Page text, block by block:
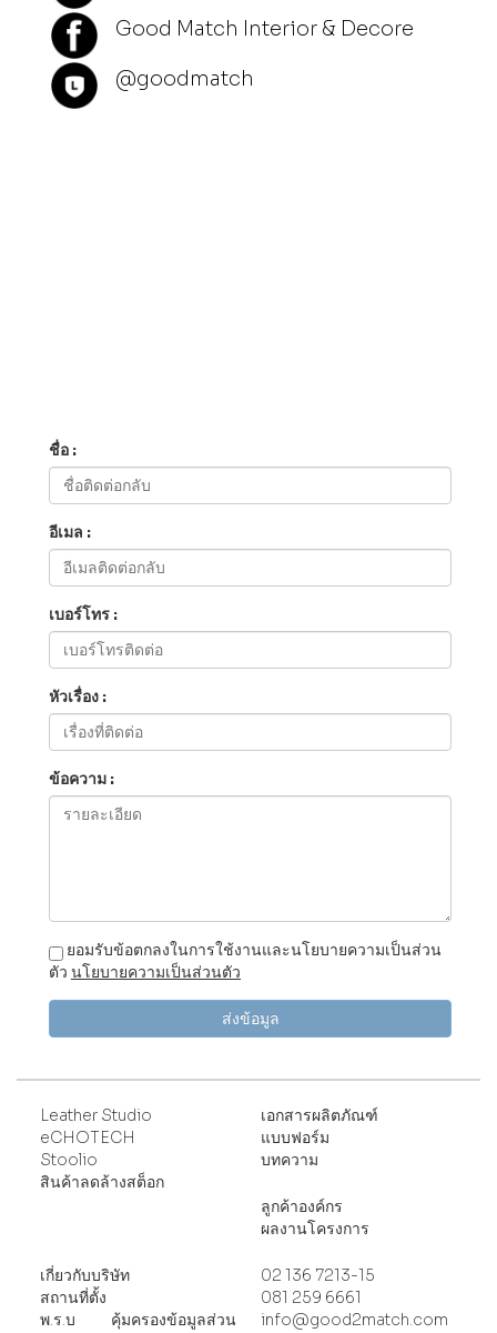
Good Match Interior & Decore
@goodmatch
ชื่อ :
อีเมล :
เบอร์โทร :
หัวเรื่อง :
ข้อความ :
ยอมรับข้อตกลงในการใช้งานและนโยบายความเป็นส่วน
ตัว นโยบายความเป็นส่วนตัว
ส่งข้อมูล
Leather Studio
eCHOTECH
Stoolio
สินค้าลดล้างสต็อก
เอกสารผลิตภัณฑ์
แบบฟอร์ม
บทความ
ลูกค้าองค์กร
ผลงานโครงการ
เกี่ยวกับบริษัท
สถานที่ตั้ง
พ.ร.บ คุ้มครองข้อมูลส่วน
02 136 7213-15
081 259 6661
info@good2match.com